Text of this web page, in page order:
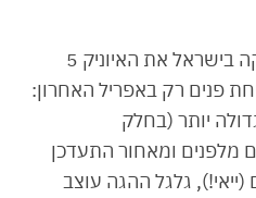
והיום קבוצת כלמוביל משיקה בישראל את האיוניק 5
פנים רק באפריל האחרון:
יותר (בחלק
מלפנים ומאחור התעדכן
(ייאי!), גלגל ההגה עוצב